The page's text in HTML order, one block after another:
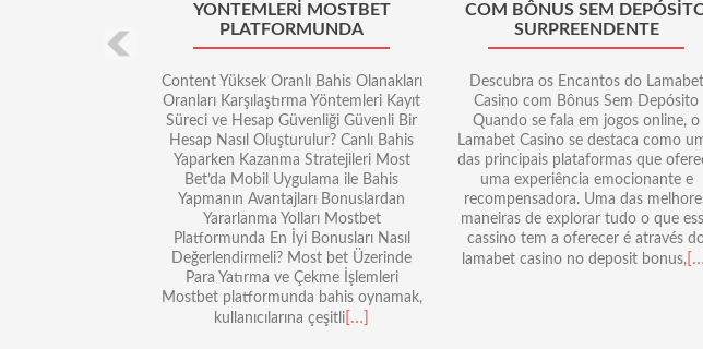
YONTEMLERI MOSTBET
PLATFORMUNDA
Content Yüksek Oranlı Bahis Olanakları
Oranları Karşılaştırma Yöntemleri Kayıt
Süreci ve Hesap Güvenliği Güvenli Bir
Hesap Nasıl Oluşturulur? Canlı Bahis
Yaparken Kazanma Stratejileri Most
Bet’da Mobil Uygulama ile Bahis
Yapmanın Avantajları Bonuslardan
Yararlanma Yolları Mostbet
Platformunda En İyi Bonusları Nasıl
Değerlendirmeli? Most bet Üzerinde
Para Yatırma ve Çekme İşlemleri
Mostbet platformunda bahis oynamak,
kullanıcılarına çeşitli […]
COM BÔNUS SEM
SURPREENDENTE
Descubra os Encantos do Lamabet
Casino com Bônus Sem Depósito
Quando se fala em jogos online, o
Lamabet Casino se destaca como
das principais plataformas que
uma experiência emocionante e
recompensadora. Uma das
maneiras de explorar tudo o que
cassino tem a oferecer é através
lamabet casino no deposit bonus, […]